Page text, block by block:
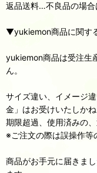
返品送料…不良品の場合
▼yukiemon商品に関す
yukiemon商品は受注生
ん。
サイズ違い、イメージ
金」はお受けいたしかね
期限超過、使用済みの
※ご注文の際は誤操作等
商品がお手元に届きま